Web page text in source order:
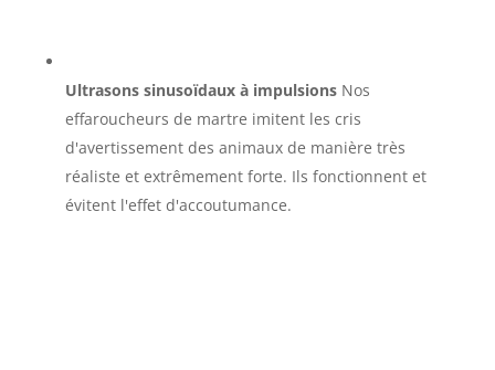
Ultrasons sinusoïdaux à impulsionsNos
effaroucheurs de martre imitent les cris
d'avertissement des animaux de manière très
réaliste et extrêmement forte. Ils fonctionnent et
évitent l'effet d'accoutumance.